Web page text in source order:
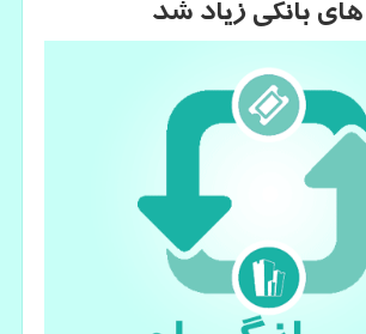
بانكی زیاد شد